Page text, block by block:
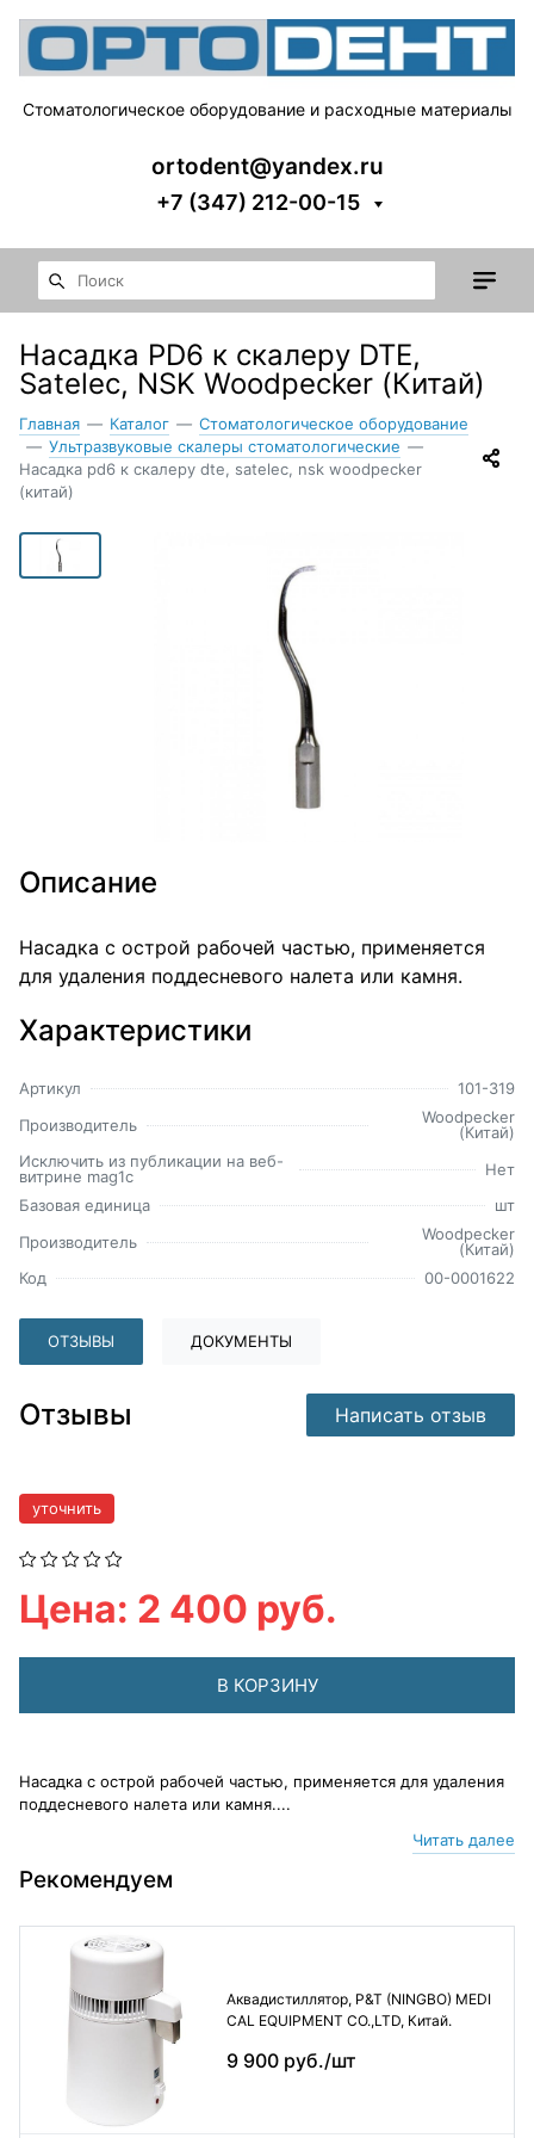
Стоматологическое оборудование и расходные материалы
ortodent@yandex.ru
+7 (347) 212-00-15
Насадка PD6 к скалеру DTE,
Satelec, NSK Woodpecker (Китай)
Главная — Каталог — Стоматологическое оборудование
— Ультразвуковые скалеры стоматологические —
Насадка pd6 к скалеру dte, satelec, nsk woodpecker
(китай)
Описание
Насадка с острой рабочей частью, применяется
для удаления поддесневого налета или камня.
Характеристики
Артикул
101-319
Производитель
Woodpecker
(Китай)
Исключить из публикации на веб-
витрине mag1c
Нет
Базовая единица
шт
Производитель
Woodpecker
(Китай)
Код
00-0001622
ОТЗЫВЫ ДОКУМЕНТЫ
Отзывы Написать отзыв
уточнить
Цена: 2 400 руб.
В КОРЗИНУ
Насадка с острой рабочей частью, применяется для удаления
поддесневого налета или камня....
Читать далее
Рекомендуем
Аквадистиллятор, P&T (NINGBO) MEDI
CAL EQUIPMENT CO.,LTD, Китай.
9 900 руб./шт